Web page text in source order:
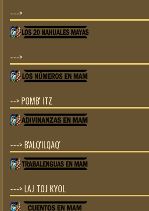
--->
--->
--> POMB' ITZ
---> B'ALQ'ILQAQ'
---> LAJ TOJ KYOL